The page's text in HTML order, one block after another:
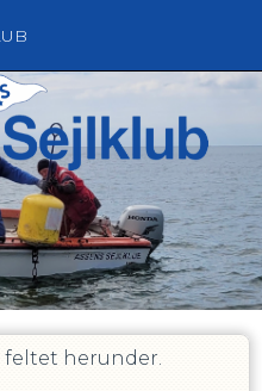
feltet herunder.